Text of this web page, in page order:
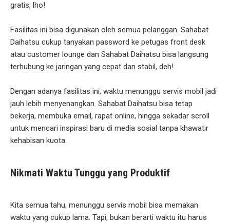
gratis, lho!
Fasilitas ini bisa digunakan oleh semua pelanggan. Sahabat
Daihatsu cukup tanyakan password ke petugas front desk
atau customer lounge dan Sahabat Daihatsu bisa langsung
terhubung ke jaringan yang cepat dan stabil, deh!
Dengan adanya fasilitas ini, waktu menunggu servis mobil jadi
jauh lebih menyenangkan. Sahabat Daihatsu bisa tetap
bekerja, membuka email, rapat online, hingga sekadar scroll
untuk mencari inspirasi baru di media sosial tanpa khawatir
kehabisan kuota.
Nikmati Waktu Tunggu yang Produktif
Kita semua tahu, menunggu servis mobil bisa memakan
waktu yang cukup lama. Tapi, bukan berarti waktu itu harus